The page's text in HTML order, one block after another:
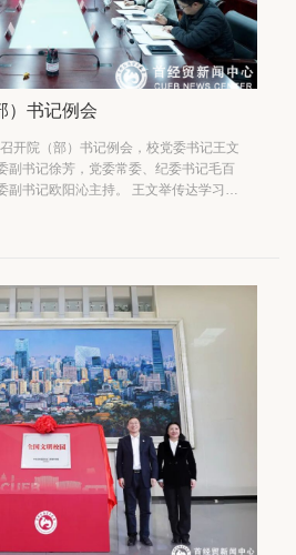
）书记例会
开院（部）书记例会，校党委书记王文
副书记徐芳，党委常委、纪委书记毛百
沁主持。 王文举传达学习了
位，深入学习贯彻党的二十届四中全会